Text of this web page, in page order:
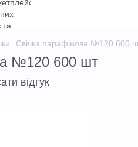
Свічка парафінова №120 600
№120 600 шт
відгук